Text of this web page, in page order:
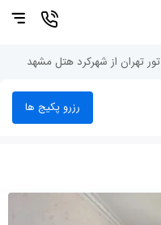
تور تهران از شهرکرد هتل مشهد
رزرو پکیج ها